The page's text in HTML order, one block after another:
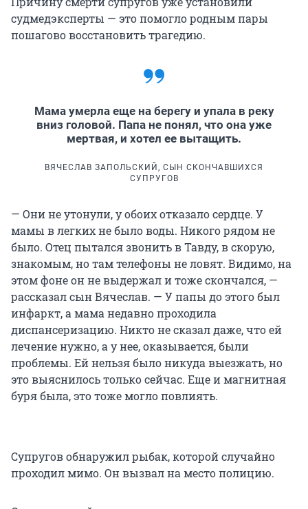
судмедэксперты — это помогло родным пары
пошагово восстановить трагедию.
Мама умерла еще на берегу и упала в реку
вниз головой. Папа не понял, что она уже
мертвая, и хотел ее вытащить.
ВЯЧЕСЛАВ ЗАПОЛЬСКИЙ, СЫН СКОНЧАВШИХСЯ
СУПРУГОВ
— Они не утонули, у обоих отказало сердце. У
мамы в легких не было воды. Никого рядом не
было. Отец пытался звонить в Тавду, в скорую,
знакомым, но там телефоны не ловят. Видимо, на
этом фоне он не выдержал и тоже скончался, —
рассказал сын Вячеслав. — У папы до этого был
инфаркт, а мама недавно проходила
диспансеризацию. Никто не сказал даже, что ей
лечение нужно, а у нее, оказывается, были
проблемы. Ей нельзя было никуда выезжать, но
это выяснилось только сейчас. Еще и магнитная
буря была, это тоже могло повлиять.
Супругов обнаружил рыбак, которой случайно
проходил мимо. Он вызвал на место полицию.